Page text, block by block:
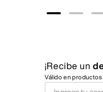
¡Recibe un
Válido en